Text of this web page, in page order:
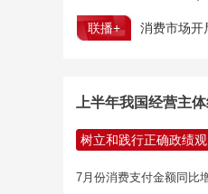
联播+ 消费市场开
上半年我国经营主
树立和践行正确政绩观
7月份消费支付金额同比